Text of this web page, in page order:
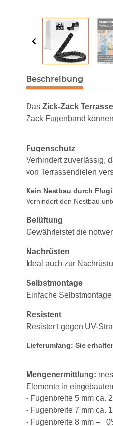
Beschreibung
Das Zick-Zack
Zack Fugenband
Fugenschutz
Verhindert zuverlässig,
von Terrassendielen
Kein Nestbau durch
Verhindert den Nestbau
Belüftung
Gewährleistet die
Nachrüsten
Ideal auch zur
Selbstmontage
Einfache
Resistent
Resistent gegen UV-
Lieferumfang: Sie
Mengenermittlung:
Elemente in
- Fugenbreite 5 mm ca.
- Fugenbreite 7 mm ca.
- Fugenbreite 8 mm –